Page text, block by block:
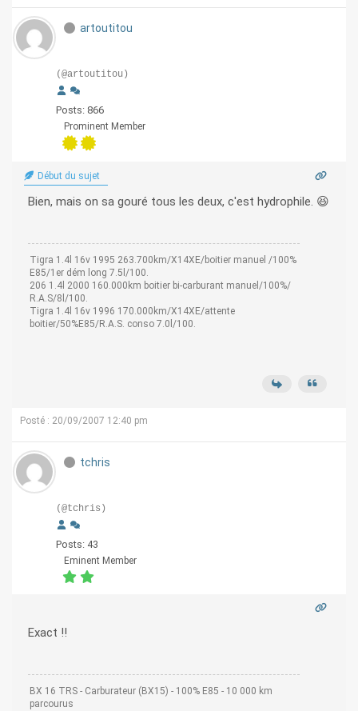
artoutitou
(@artoutitou)
Posts: 866
Prominent Member
Début du sujet
Bien, mais on sa gouré tous les deux, c'est hydrophile. 😆
Tigra 1.4l 16v 1995 263.700km/X14XE/boitier manuel /100%
E85/1er dém long 7.5l/100.
206 1.4l 2000 160.000km boitier bi-carburant manuel/100%/
R.A.S/8l/100.
Tigra 1.4l 16v 1996 170.000km/X14XE/attente
boitier/50%E85/R.A.S. conso 7.0l/100.
Posté : 20/09/2007 12:40 pm
tchris
(@tchris)
Posts: 43
Eminent Member
Exact !!
BX 16 TRS - Carburateur (BX15) - 100% E85 - 10 000 km
parcourus